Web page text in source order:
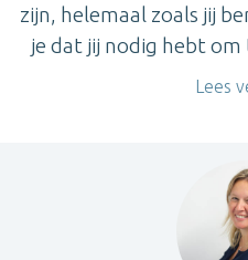
zijn, helemaal zoals jij
je dat jij nodig hebt om
Lees